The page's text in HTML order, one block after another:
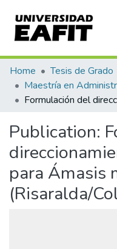
Communities &
All of DSpace
Home Tesis de Grado
Publication:
para Ámasis
(Risaralda/